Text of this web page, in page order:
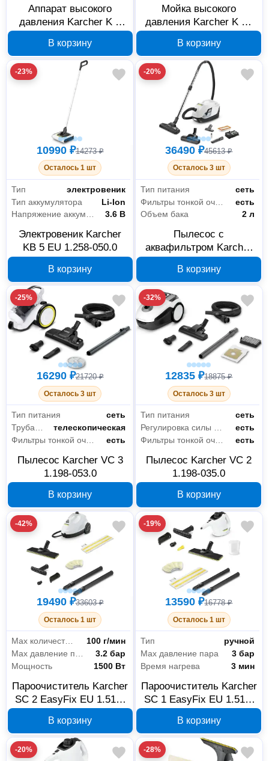
Аппарат высокого
давления Karcher K 3
В корзину
Мойка высокого
давления Karcher K 25
1.600-922.0
В корзину
-23%
10990 ₽14273 ₽
Осталось 1 шт
Тип
электровеник
Тип аккумулятора
Li-Ion
Напряжение аккумулятора
3.6 В
Электровеник Karcher
KB 5 EU 1.258-050.0
В корзину
-20%
36490 ₽45613 ₽
Осталось 3 шт
Тип питания
сеть
Фильтры тонкой очистки
есть
Объем бака
2 л
Пылесос с
аквафильтром Karcher
В корзину
-25%
16290 ₽21720 ₽
Осталось 3 шт
Тип питания
сеть
Труба для всасывания
телескопическая
есть
Пылесос Karcher VC 3
1.198-053.0
В корзину
-32%
12835 ₽18875 ₽
Осталось 3 шт
Тип питания
сеть
Регулировка силы всасывания
есть
Фильтры тонкой очистки
есть
Пылесос Karcher VC 2
1.198-035.0
В корзину
-42%
19490 ₽33603 ₽
Осталось 1 шт
Мах количество пара
100 г/мин
3.2 бар
Мощность
1500 Вт
Пароочиститель Karcher
SC 2 EasyFix EU 1.512-
В корзину
-19%
13590 ₽16778 ₽
Осталось 1 шт
Тип
ручной
Max давление пара
3 бар
Время нагрева
3 мин
Пароочиститель Karcher
SC 1 EasyFix EU 1.516-
В корзину
-20% -28%